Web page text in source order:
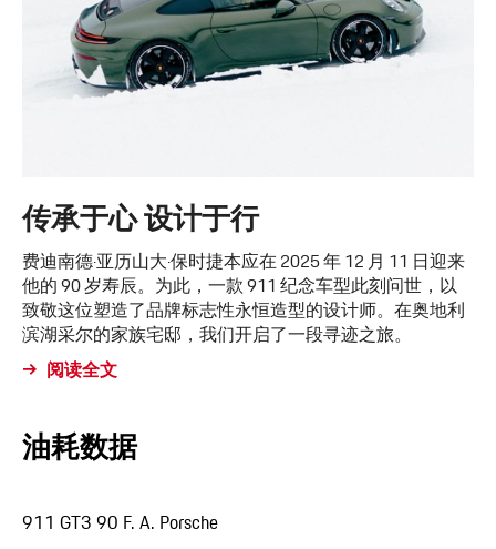
传承于心 设计于行
费迪南德·亚历山大·保时捷本应在 2025 年 12 月 11 日迎来
他的 90 岁寿辰。为此，一款 911 纪念车型此刻问世，以
致敬这位塑造了品牌标志性永恒造型的设计师。在奥地利
滨湖采尔的家族宅邸，我们开启了一段寻迹之旅。
阅读全文
油耗数据
911 GT3 90 F. A. Porsche